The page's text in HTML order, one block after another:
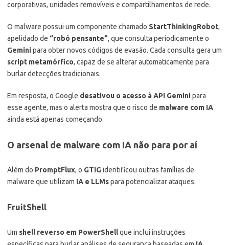
corporativas, unidades removíveis e compartilhamentos de rede.
O malware possui um componente chamado StartThinkingRobot,
apelidado de “robô pensante”, que consulta periodicamente o
Geminipara obter novos códigos de evasão. Cada consulta gera um
script metamórfico, capaz de se alterar automaticamente para
burlar detecções tradicionais.
Em resposta, o Google desativou o acesso à API Geminipara
esse agente, mas o alerta mostra que o risco de malware com IA
ainda está apenas começando.
O arsenal de malware com IA não para por aí
Além do PromptFlux, o GTIGidentificou outras famílias de
malware que utilizam IA e LLMspara potencializar ataques:
FruitShell
Um shell reverso em PowerShellque inclui instruções